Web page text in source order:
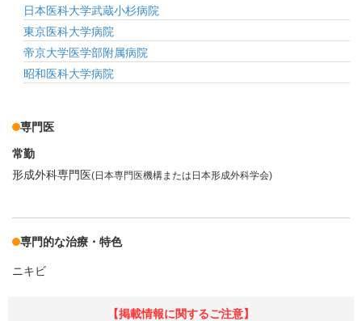
日本医科大学武蔵小杉病院
東京医科大学病院
帝京大学医学部附属病院
昭和医科大学病院
専門医
常勤
形成外科専門医(日本専門医機構または日本形成外科学会)
専門的な治療・特色
ニキビ
【掲載情報に関するご注意】